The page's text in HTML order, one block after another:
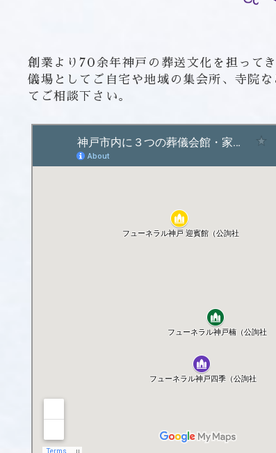
創業より70余年神戸の葬送文化を担って
儀場としてご自宅や地域の集会所、寺院
てご相談下さい。